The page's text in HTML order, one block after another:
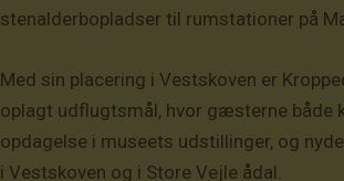
stenalderbopladser til rumstationer på
Med sin placering i Vestskoven er
oplagt udflugtsmål, hvor gæsterne både
opdagelse i museets udstillinger, og
i Vestskoven og i Store Vejle ådal.